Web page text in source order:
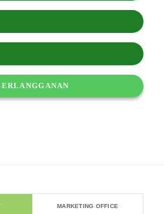
MARKETING OFFICE